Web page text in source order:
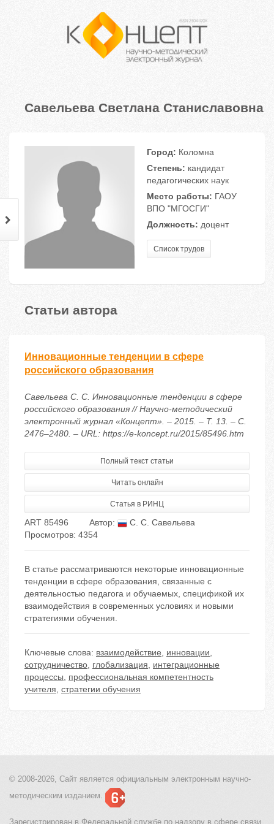
Савельева Светлана Станиславовна
Город: Коломна
Степень: кандидат
педагогических наук
Место работы: ГАОУ
ВПО "МГОСГИ"
Должность: доцент
Список трудов
Статьи автора
Инновационные тенденции в сфере
российского образования
Савельева С. С. Инновационные тенденции в сфере
российского образования // Научно-методический
электронный журнал «Концепт». – 2015. – Т. 13. – С.
2476–2480. – URL: https://e-koncept.ru/2015/85496.htm
Полный текст статьи
Читать онлайн
Статья в РИНЦ
ART 85496 Автор:
С. С. Савельева
Просмотров: 4354
В статье рассматриваются некоторые инновационные
тенденции в сфере образования, связанные с
деятельностью педагога и обучаемых, спецификой их
взаимодействия в современных условиях и новыми
стратегиями обучения.
Ключевые слова: взаимодействие, инновации,
сотрудничество, глобализация, интеграционные
процессы, профессиональная компетентность
учителя, стратегии обучения
© 2008-2026, Сайт является официальным электронным научно-
методическим изданием.
Зарегистрирован в Федеральной службе по надзору в сфере связи,